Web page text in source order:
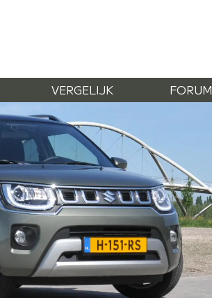
VERGELIJK FORUM